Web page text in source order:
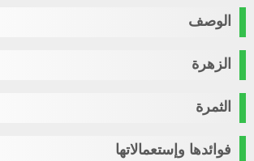
الوصف
الزهرة
الثمرة
فوائدها وإستعمالاتها